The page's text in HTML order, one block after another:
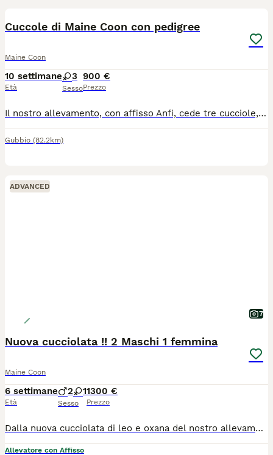
Cuccole di Maine Coon con pedigree
Maine Coon
10 settimane
Età
3
Sesso
900 €
Prezzo
Il nostro allevamento, con affisso Anfi, cede tre cucciole, nate il 28 Maggio, linea russa: una bellissima black tabby dalle orecchie lunghissime e due blue high silver tabby dal manto fantastico . Al momento della cessione avranno libretto sanitario con doppia vaccinazione e trattamento antiparassitario, microchip, pedigree Anfi, principali test genetici negativi (HCM, PKDEF, SMA,FIV e Felv) ed ecocardio nella norma di entrambe i genitori, regolare contratto di cessione da compagnia, kit alimentare di benvenuto. Le cucciole sono abituate all' uso della lettiera e del tiragraffi e alla presenza dei bambini. Possibilità di venire a trovarci in allevamento senza impegno ovviamente! Per ulteriori foto, video o info siamo a disposizione!
Gubbio (82.2km)
ADVANCED
7
Nuova cucciolata !! 2 Maschi 1 femmina
Maine Coon
6 settimane
Età
2 1
Sesso
1300 €
Prezzo
Dalla nuova cucciolata di leo e oxana del nostro allevamento, sono disponibili alla prenotazione 3 gattini 2 maschi (Black Tabby with White) 1 femmina (Black Tortie with White) i gattini verrano ceduti a fine settembre dopo 3 mesi e una settimana in cui saranno abituati al contatto umano ai bambini alle aspirapolveri e alla vita in famiglia in generale. Verranno ceduti sverminati, vaccinati, con microchip e pedigree afi-wcf. Genitori esenti da patologie e sempre visibili presso il nostro allevamento. Foto dei gattini a 14 giorni
Allevatore con Affisso